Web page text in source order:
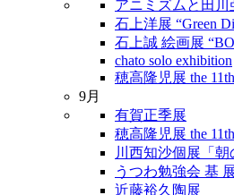
アニミズムと田川
石上洋展 “Green
石上誠 絵画展
chato solo exhibition
穂高隆児展 the
9月
有賀正季展
穂高隆児展 the
川西知沙個展「朝
うつわ勉強会 基
近藤裕久陶展